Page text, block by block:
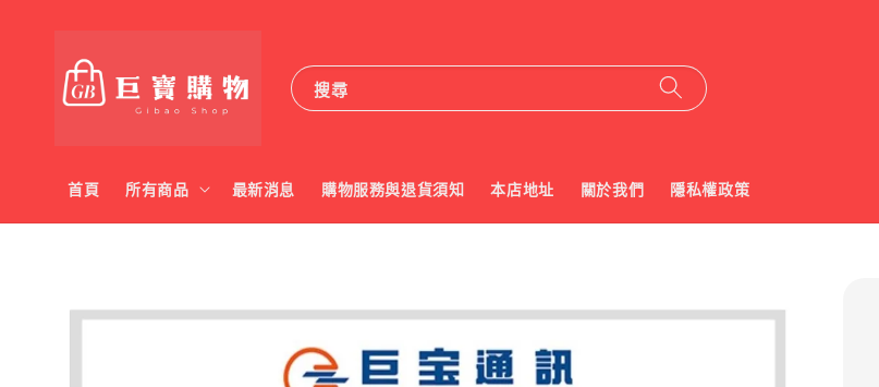
搜尋
首頁 所有商品 最新消息 購物服務與退貨須知 本店地址 關於我們 隱私權政策